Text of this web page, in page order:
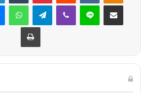
MessengerWhatsAppTelegramViber Line E-Posta ile
Yazdır